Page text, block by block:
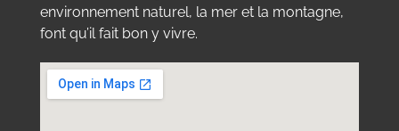
environnement naturel, la mer et la montagne,
font qu’il fait bon y vivre.